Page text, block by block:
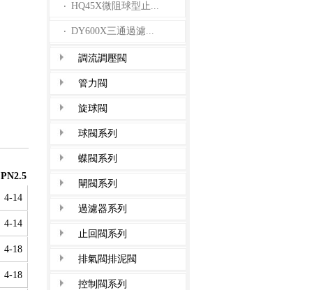
PN2.5
4-14
4-14
4-18
4-18
· HQ45X微阻球型止...
· DY600X三通過濾...
調流調壓閥
管力閥
旋球閥
球閥系列
蝶閥系列
閘閥系列
過濾器系列
止回閥系列
排氣閥排泥閥
控制閥系列